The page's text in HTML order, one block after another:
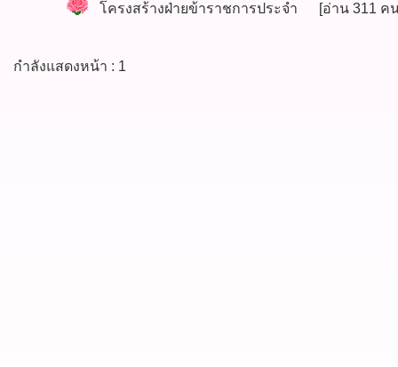
โครงสร้างฝ่ายข้าราชการประจำ [อ่าน 311 ค
กำลังแสดงหน้า : 1